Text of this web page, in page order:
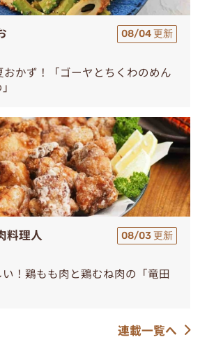
08/04 更新
おかず！「ゴーヤとちくわのめん
料理人 08/03 更新
！鶏もも肉と鶏むね肉の「竜田
連載一覧へ